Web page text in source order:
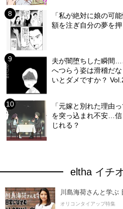
「私が絶対に娘の可
額を注ぎ自分の夢を
夫が闇堕ちした瞬間
へつらう姿は滑稽だ
いとダメですか？
「元嫁と別れた理由
を突っ込まれ不安…
じれる？
eltha イチ
川島海荷さんと学ぶ
オリコンタイアップ特集